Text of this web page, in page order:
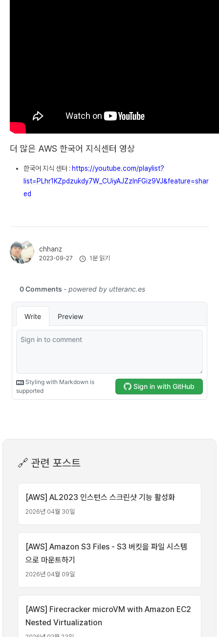
더 많은 AWS 한국어 지식센터 영상
한국어 지식 센터 : https://youtube.com/playlist?
list=PLhr1KZpdzukdy7W_CUiyAJZzlnFGiz9VJ&feature=shar
ed
chhanz
2023-09-27 1분 읽기
🔗 관련 포스트
[AWS] AL2023 인스턴스 스크린샷 기능 활성화
2026년 04월 30일
[AWS] Amazon S3 Files - S3 버킷을 파일 시스템
으로 마운트하기
2026년 04월 09일
[AWS] Firecracker microVM with Amazon EC2
Nested Virtualization